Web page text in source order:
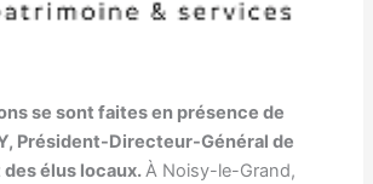
se sont faites en présence de
Président-Directeur-Général de
des élus locaux.À Noisy-le-Grand,